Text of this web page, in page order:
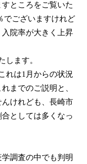
ところをご覧いた
でございますけれど
院率が大きく上昇
ます。
れは1月からの状況
までのご説明と、
けれども、長崎市
としては多くなっ
調査の中でも判明